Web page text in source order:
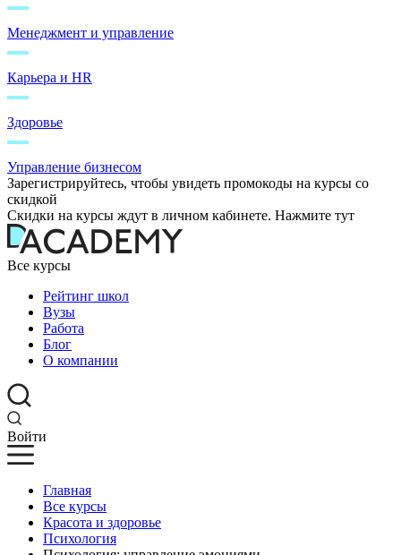
Менеджмент и управление
Карьера и HR
Здоровье
Управление бизнесом
Зарегистрируйтесь, чтобы увидеть промокоды на курсы со
скидкой
Скидки на курсы ждут в личном кабинете. Нажмите тут
Все курсы
Рейтинг школ
Вузы
Работа
Блог
О компании
Войти
Главная
Все курсы
Красота и здоровье
Психология